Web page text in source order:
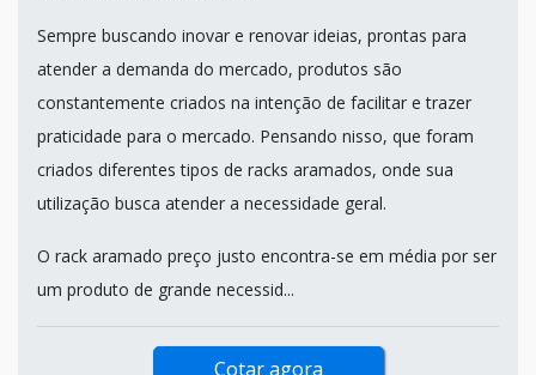
Sempre buscando inovar e renovar ideias, prontas para
atender a demanda do mercado, produtos são
constantemente criados na intenção de facilitar e trazer
praticidade para o mercado. Pensando nisso, que foram
criados diferentes tipos de racks aramados, onde sua
utilização busca atender a necessidade geral.
O rack aramado preço justo encontra-se em média por ser
um produto de grande necessid...
Cotar agora